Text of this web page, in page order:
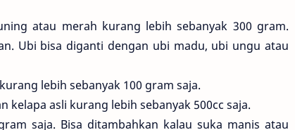
atau merah kurang lebih sebanyak 300 gram.
Ubi bisa diganti dengan ubi madu, ubi ungu atau
lebih sebanyak 100 gram saja.
asli kurang lebih sebanyak 500cc saja.
saja. Bisa ditambahkan kalau suka manis atau